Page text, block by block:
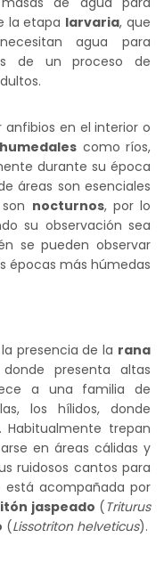
la etapa larvaria, que
agua para
de un proceso de
en el interior o
humedales como ríos,
durante su época
áreas son esenciales
nocturnos, por lo
su observación sea
se pueden observar
épocas más húmedas
presencia de la rana
presenta altas
a una familia de
los hílidos, donde
trepan
en áreas cálidas y
ruidosos cantos para
está acompañada por
jaspeado (Triturus
(Lissotriton helveticus).